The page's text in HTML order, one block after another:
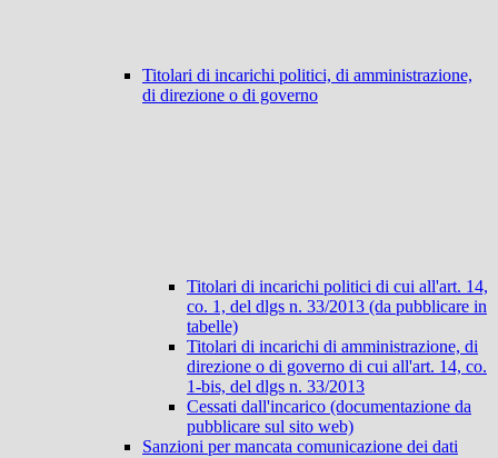
Titolari di incarichi politici, di amministrazione,
di direzione o di governo
Titolari di incarichi politici di cui all'art. 14,
co. 1, del dlgs n. 33/2013 (da pubblicare in
tabelle)
Titolari di incarichi di amministrazione, di
direzione o di governo di cui all'art. 14, co.
1-bis, del dlgs n. 33/2013
Cessati dall'incarico (documentazione da
pubblicare sul sito web)
Sanzioni per mancata comunicazione dei dati